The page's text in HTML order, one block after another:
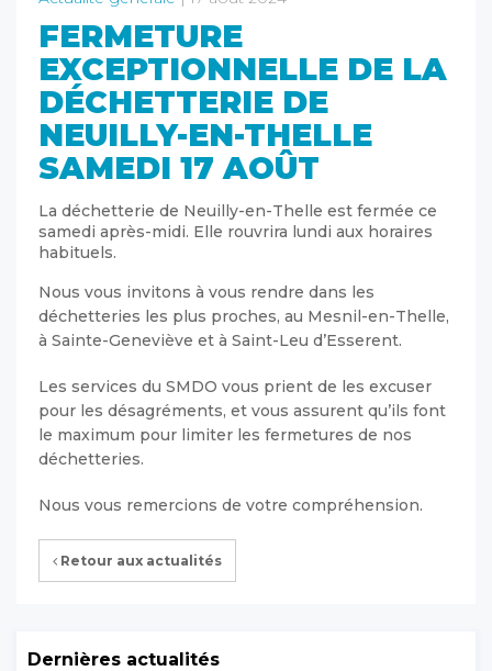
FERMETURE
EXCEPTIONNELLE DE LA
DÉCHETTERIE DE
NEUILLY-EN-THELLE
SAMEDI 17 AOÛT
La déchetterie de Neuilly-en-Thelle est fermée ce
samedi après-midi. Elle rouvrira lundi aux horaires
habituels.
Nous vous invitons à vous rendre dans les
déchetteries les plus proches, au Mesnil-en-Thelle,
à Sainte-Geneviève et à Saint-Leu d’Esserent.
Les services du SMDO vous prient de les excuser
pour les désagréments, et vous assurent qu’ils font
le maximum pour limiter les fermetures de nos
déchetteries.
Nous vous remercions de votre compréhension.
Retour aux actualités
Dernières actualités